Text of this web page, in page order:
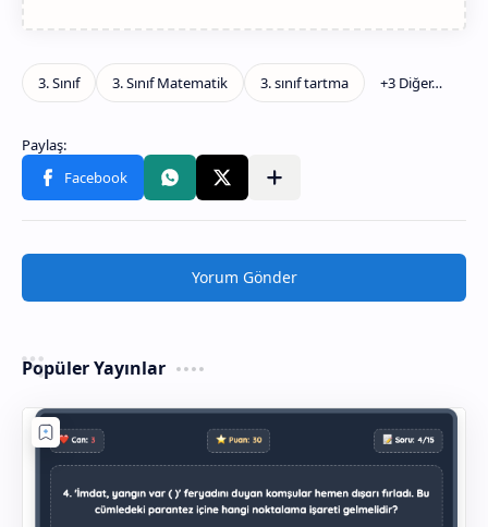
Yorum Gönder
Popüler Yayınlar